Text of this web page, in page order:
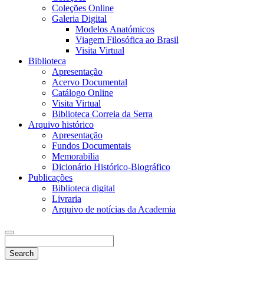
Coleções Online
Galeria Digital
Modelos Anatómicos
Viagem Filosófica ao Brasil
Visita Virtual
Biblioteca
Apresentação
Acervo Documental
Catálogo Online
Visita Virtual
Biblioteca Correia da Serra
Arquivo histórico
Apresentação
Fundos Documentais
Memorabilia
Dicionário Histórico-Biográfico
Publicações
Biblioteca digital
Livraria
Arquivo de notícias da Academia